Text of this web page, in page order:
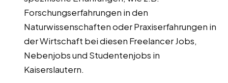
Forschungserfahrungen in den
Naturwissenschaften oder Praxiserfahrungen in
der Wirtschaft bei diesen Freelancer Jobs,
Nebenjobs und Studentenjobs in
Kaiserslautern.